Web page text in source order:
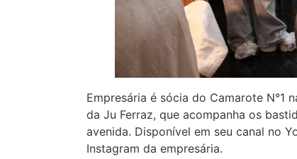
Empresária é sócia do Camarote N°1
da Ju Ferraz, que acompanha os
avenida. Disponível em seu canal no
Instagram da empresária.